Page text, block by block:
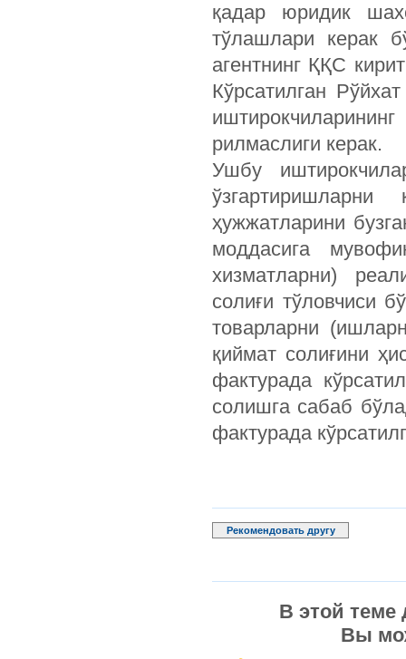
қадар юридик
тўлашлари керак
агентнинг ҚҚС
Кўрсатилган
рилмаслиги керак.
Ушбу
ҳужжатларини
моддасига
хизматларни)
солиғи тўловчиси
товарларни
қиймат солиғини
фактурада
солишга сабаб
фактурада
Рекомендовать другу
В этой теме
Вы